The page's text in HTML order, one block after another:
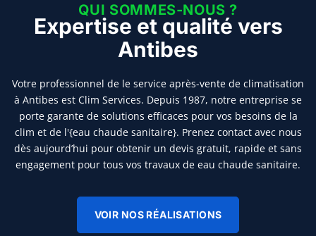
QUI SOMMES-NOUS ?
Expertise et qualité vers
Antibes
Votre professionnel de le service après-vente de climatisation
à Antibes est Clim Services. Depuis 1987, notre entreprise se
porte garante de solutions efficaces pour vos besoins de la
clim et de l'{eau chaude sanitaire}. Prenez contact avec nous
dès aujourd’hui pour obtenir un devis gratuit, rapide et sans
engagement pour tous vos travaux de eau chaude sanitaire.
VOIR NOS RÉALISATIONS